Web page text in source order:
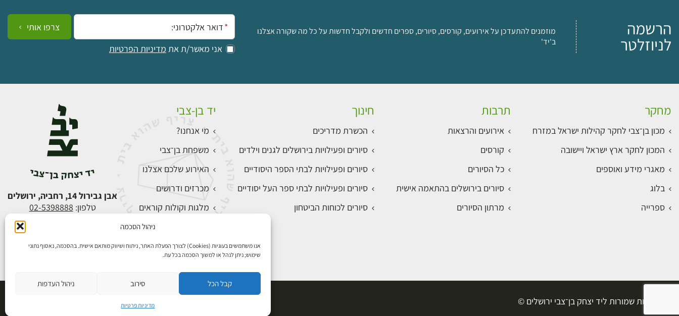
ניהול הסכמה
אנו משתמשים בעוגיות (Cookies) לצורך הפעלת האתר, ניתוח ושיווק מותאם אישית. בהסכמה, נאסוף נתוני
שימוש; ניתן לנהל או למשוך הסכמה בכל עת.
קבל הכל סירוב ניהול העדפות
מדיניות פרטיות
הרשמה
לניוזלטר
מוזמנים להתעדכן על אירועים, קורסים, סיורים, ספרים חדשים ולקבל חדשות על כל מה שקורה אצלנו
ב'יד'
אימייל:
אני מאשר/ת את מדיניות הפרטיות
צרפו אותי
מחקר
מכון בן־צבי לחקר קהילות ישראל במזרח
המכון לחקר ארץ ישראל ויישובה
מאגרי מידע ואוספים
בלוג
ספרייה
תרבות
אירועים והרצאות
קורסים
כל הסיורים
סיורים בירושלים בהתאמה אישית
מרתון הסיורים
חינוך
הכשרת מדריכים
סיורים ופעילויות בירושלים לגנים וילדים
סיורים ופעילויות לבתי הספר היסודיים
סיורים ופעילויות לבתי ספר העל יסודיים
סיורים לכוחות הביטחון
יד בן-צבי
מי אנחנו?
משפחת בן־צבי
האירוע שלכם אצלנו
מכרזים ודרושים
מלגות וקולות קוראים
התחברות
אבן גבירול 14, רחביה, ירושלים
טלפון: 02-5398888
כל הזכויות שמורות ליד יצחק בן־צבי ירושלים ©